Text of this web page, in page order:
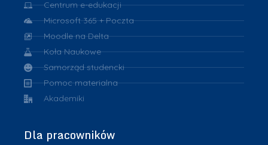
Centrum e-edukacji
Microsoft 365 + Poczta
Moodle na Delta
Koła Naukowe
Samorząd studencki
Pomoc materialna
Akademiki
Dla pracowników